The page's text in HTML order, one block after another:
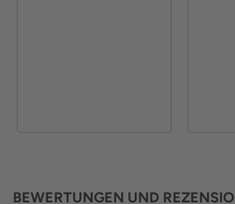
BEWERTUNGEN UND